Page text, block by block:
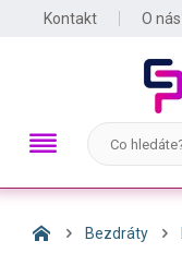
Kontakt O nás
Bezdráty